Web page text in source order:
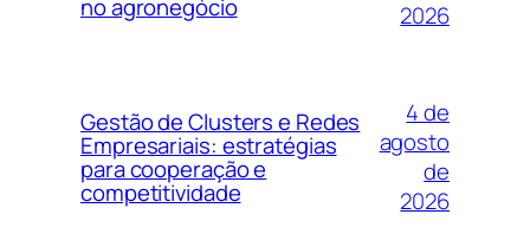
no agronegócio
2026
Gestão de Clusters e Redes
Empresariais: estratégias
para cooperação e
competitividade
4 de
agosto
de
2026